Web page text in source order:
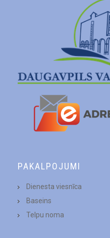
PAKALPOJUMI
Dienesta viesnīca
Baseins
Telpu noma